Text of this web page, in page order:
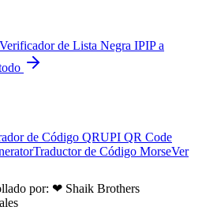
Verificador de Lista Negra IPIP a
de Código QRUPI QR Code
Traductor de Código MorseVer
por: ❤ Shaik Brothers